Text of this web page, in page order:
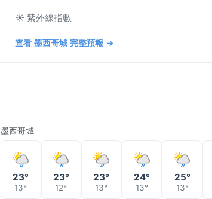
☀️ 紫外線指數
查看 墨西哥城 完整預報 →
墨西哥城
23°
13°
23°
12°
23°
13°
24°
13°
25°
13°